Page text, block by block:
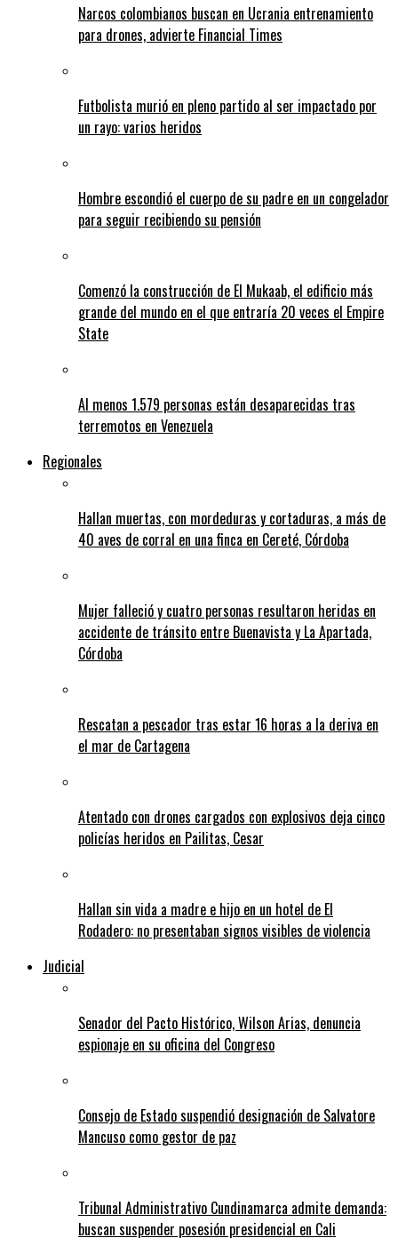
Narcos colombianos buscan en Ucrania entrenamiento
para drones, advierte Financial Times
Futbolista murió en pleno partido al ser impactado por
un rayo: varios heridos
Hombre escondió el cuerpo de su padre en un congelador
para seguir recibiendo su pensión
Comenzó la construcción de El Mukaab, el edificio más
grande del mundo en el que entraría 20 veces el Empire
State
Al menos 1.579 personas están desaparecidas tras
terremotos en Venezuela
Regionales
Hallan muertas, con mordeduras y cortaduras, a más de
40 aves de corral en una finca en Cereté, Córdoba
Mujer falleció y cuatro personas resultaron heridas en
accidente de tránsito entre Buenavista y La Apartada,
Córdoba
Rescatan a pescador tras estar 16 horas a la deriva en
el mar de Cartagena
Atentado con drones cargados con explosivos deja cinco
policías heridos en Pailitas, Cesar
Hallan sin vida a madre e hijo en un hotel de El
Rodadero: no presentaban signos visibles de violencia
Judicial
Senador del Pacto Histórico, Wilson Arias, denuncia
espionaje en su oficina del Congreso
Consejo de Estado suspendió designación de Salvatore
Mancuso como gestor de paz
Tribunal Administrativo Cundinamarca admite demanda:
buscan suspender posesión presidencial en Cali